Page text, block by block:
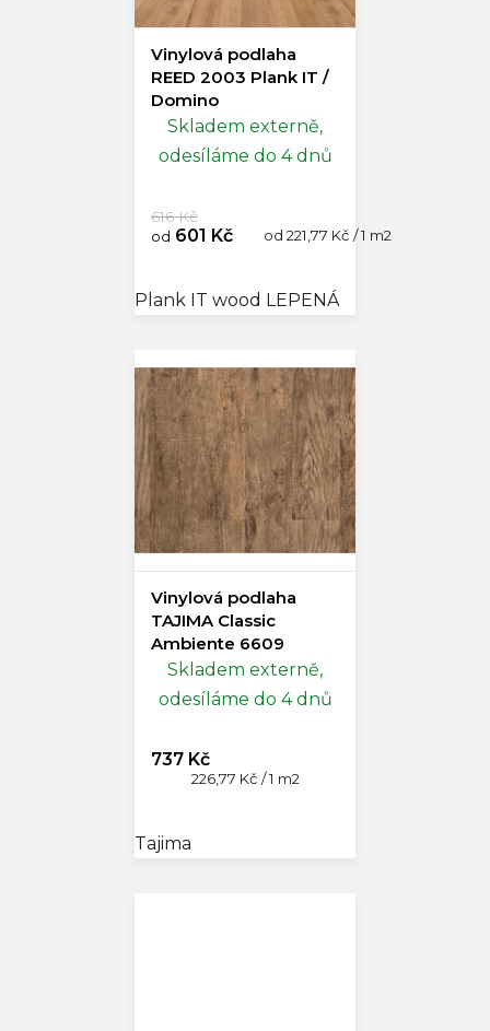
Vinylová podlaha
REED 2003 Plank IT /
Domino
Skladem externě,
odesíláme do 4 dnů
od 601 Kč
616 Kč
Měrná
od 221,77 Kč / 1 m2
Plank IT wood LEPENÁ
Vinylová podlaha
TAJIMA Classic
Ambiente 6609
Skladem externě,
odesíláme do 4 dnů
737 Kč
Měrná
226,77 Kč / 1 m2
Tajima